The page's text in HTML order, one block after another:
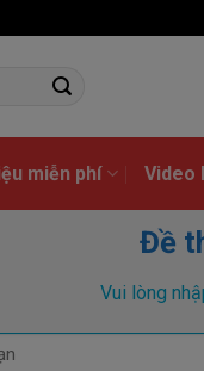
miễn phí Video
Đề
Vui lòng